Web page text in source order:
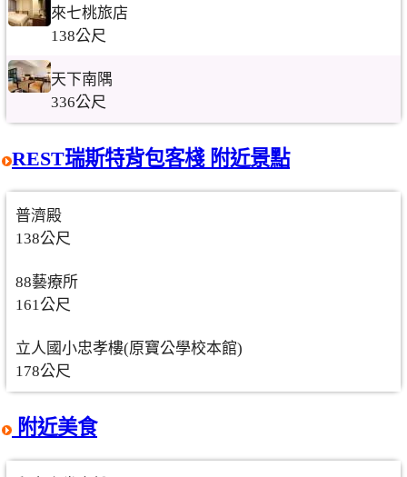
來七桃旅店
138公尺
天下南隅
336公尺
REST瑞斯特背包客棧 附近景點
普濟殿
138公尺
88藝療所
161公尺
立人國小忠孝樓(原寶公學校本館)
178公尺
附近美食